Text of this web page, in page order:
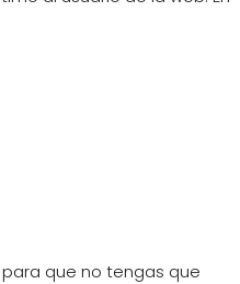
que no tengas que